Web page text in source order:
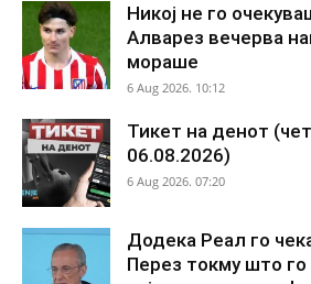
Никој не го
Алварез вечерва
мораше
6 Aug 2026. 10:12
Тикет на денот
06.08.2026)
6 Aug 2026. 07:20
Додека Реал го
Перез токму што